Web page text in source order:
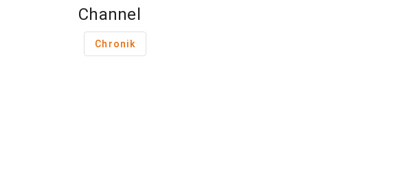
Channel
Chronik